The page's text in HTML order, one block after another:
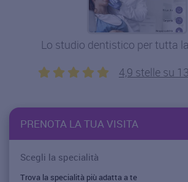
Lo studio dentistico per tutta
4,9 stelle su
PRENOTA LA TUA VISITA
Scegli la specialità